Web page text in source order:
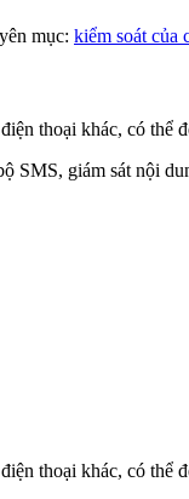
mục: kiểm soát của
thoại khác, có thể
SMS, giám sát nội
thoại khác, có thể